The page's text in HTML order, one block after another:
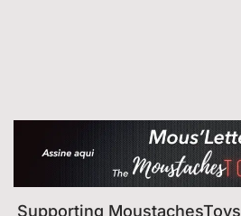
Supporting MoustachesToys